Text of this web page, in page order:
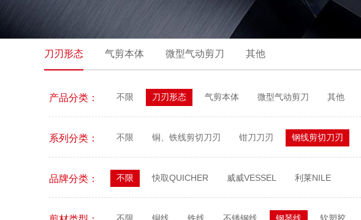
刀刃形态 气剪本体 微型气动剪刀 其他
产品分类： 不限 刀刃形态 气剪本体 微型气动剪刀 其他
系列分类： 不限 铜、铁线剪切刀刃 钳刀刀刃 钢线剪切刀刃
品牌分类： 不限 快取QUICHER 威威VESSEL 利莱NILE